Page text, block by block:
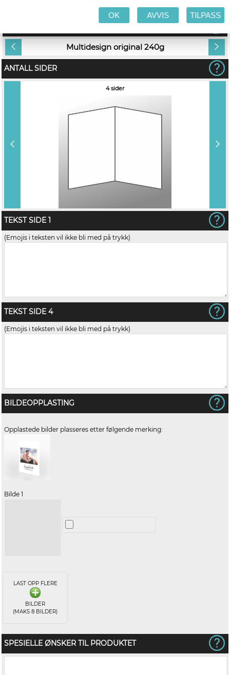
Multidesign original 240g
ANTALL SIDER
4 sider
TEKST SIDE 1
(Emojis i teksten vil ikke bli med på trykk)
TEKST SIDE 4
(Emojis i teksten vil ikke bli med på trykk)
BILDEOPPLASTING
Opplastede bilder plasseres etter følgende merking:
Bilde 1
LAST OPP FLERE
BILDER
(MAKS 8 BILDER)
SPESIELLE ØNSKER TIL PRODUKTET
OK AVVIS TILPASS